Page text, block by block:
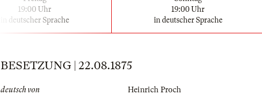
19:00 Uhr
in deutscher Sprache
19:00 Uhr
in deutscher Sprache
BESETZUNG | 22.08.1875
deutsch von
Heinrich Proch